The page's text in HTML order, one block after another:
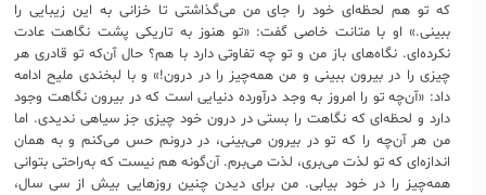
که تو هم لحظه‌ای خود را جای من می‌گذاشتی تا خزانی به این زیبایی را
ببینی.» او با متانت خاصی گفت: «تو هنوز به تاریکی پشت نگاهت عادت
نکرده‌ای. نگاه‌های باز من و تو چه تفاوتی دارد با هم؟ حال آن‌که تو قادری هر
چیزی را در بیرون ببینی و من همه‌چیز را در درون!» و با لبخندی ملیح ادامه
داد: «آن‌چه تو را امروز به وجد درآورده دنیایی است که در بیرون نگاهت وجود
دارد و لحظه‌ای که نگاهت را بستی در درون خود چیزی جز سیاهی ندیدی. اما
من هر آن‌چه را که تو در بیرون می‌بینی، در درونم حس می‌کنم و به همان
اندازه‌ای که تو لذت می‌بری، لذت می‌برم. آن‌گونه هم نیست که به‌راحتی بتوانی
همه‌چیز را در خود بیابی. من برای دیدن چنین روزهایی بیش از سی سال،